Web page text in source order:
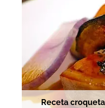
Receta